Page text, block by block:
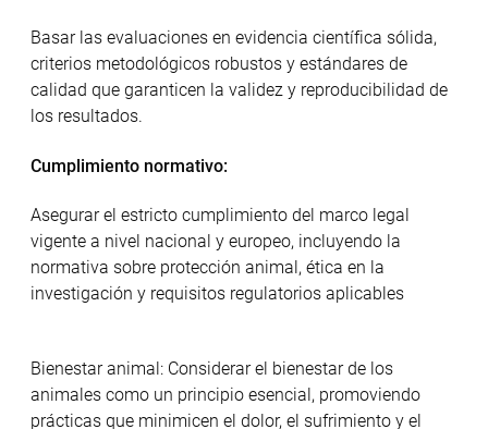
Basar las evaluaciones en evidencia científica sólida,
criterios metodológicos robustos y estándares de
calidad que garanticen la validez y reproducibilidad de
los resultados.
Cumplimiento normativo:
Asegurar el estricto cumplimiento del marco legal
vigente a nivel nacional y europeo, incluyendo la
normativa sobre protección animal, ética en la
investigación y requisitos regulatorios aplicables
Bienestar animal: Considerar el bienestar de los
animales como un principio esencial, promoviendo
prácticas que minimicen el dolor, el sufrimiento y el